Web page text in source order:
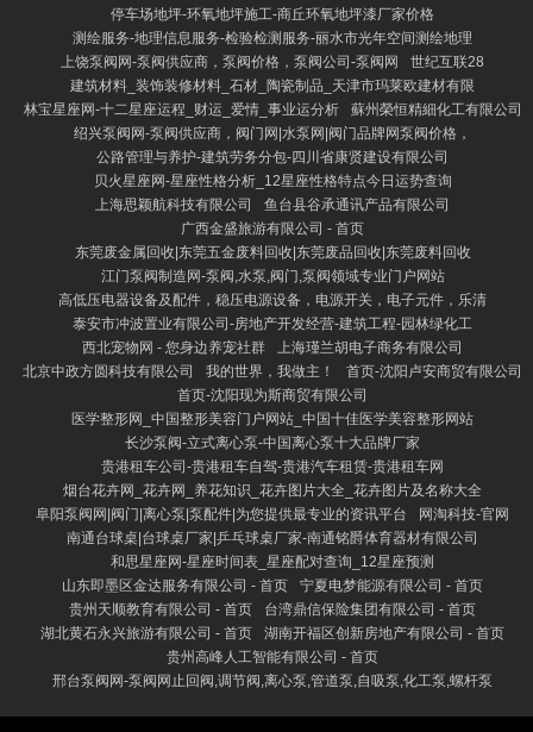
停车场地坪-环氧地坪施工-商丘环氧地坪漆厂家价格
测绘服务-地理信息服务-检验检测服务-丽水市光年空间测绘地理
上饶泵阀网-泵阀供应商，泵阀价格，泵阀公司-泵阀网
世纪互联28
建筑材料_装饰装修材料_石材_陶瓷制品_天津市玛莱欧建材有限
林宝星座网-十二星座运程_财运_爱情_事业运分析
蘇州榮恒精細化工有限公司
绍兴泵阀网-泵阀供应商，阀门网|水泵网|阀门品牌网泵阀价格，
公路管理与养护-建筑劳务分包-四川省康贤建设有限公司
贝火星座网-星座性格分析_12星座性格特点今日运势查询
上海思颖航科技有限公司
鱼台县谷承通讯产品有限公司
广西金盛旅游有限公司 - 首页
东莞废金属回收|东莞五金废料回收|东莞废品回收|东莞废料回收
江门泵阀制造网-泵阀,水泵,阀门,泵阀领域专业门户网站
高低压电器设备及配件，稳压电源设备，电源开关，电子元件，乐清
泰安市冲波置业有限公司-房地产开发经营-建筑工程-园林绿化工
西北宠物网 - 您身边养宠社群
上海瑾兰胡电子商务有限公司
北京中政方圆科技有限公司
我的世界，我做主！
首页-沈阳卢安商贸有限公司
首页-沈阳现为斯商贸有限公司
医学整形网_中国整形美容门户网站_中国十佳医学美容整形网站
长沙泵阀-立式离心泵-中国离心泵十大品牌厂家
贵港租车公司-贵港租车自驾-贵港汽车租赁-贵港租车网
烟台花卉网_花卉网_养花知识_花卉图片大全_花卉图片及名称大全
阜阳泵阀网|阀门|离心泵|泵配件|为您提供最专业的资讯平台
网淘科技-官网
南通台球桌|台球桌厂家|乒乓球桌厂家-南通铭爵体育器材有限公司
和思星座网-星座时间表_星座配对查询_12星座预测
山东即墨区金达服务有限公司 - 首页
宁夏电梦能源有限公司 - 首页
贵州天顺教育有限公司 - 首页
台湾鼎信保险集团有限公司 - 首页
湖北黄石永兴旅游有限公司 - 首页
湖南开福区创新房地产有限公司 - 首页
贵州高峰人工智能有限公司 - 首页
邢台泵阀网-泵阀网止回阀,调节阀,离心泵,管道泵,自吸泵,化工泵,螺杆泵